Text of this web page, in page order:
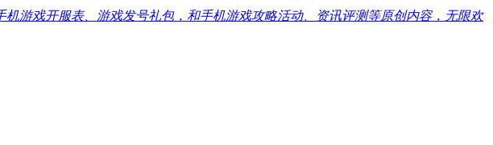
游戏开服表、游戏发号礼包，和手机游戏攻略活动、资讯评测等原创内容，无限欢